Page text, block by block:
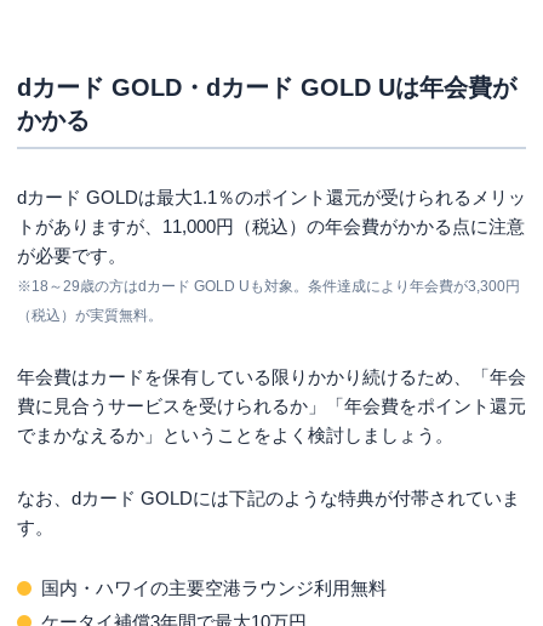
dカード GOLD・dカード GOLD Uは年会費が
かかる
dカード GOLDは最大1.1％のポイント還元が受けられるメリッ
トがありますが、11,000円（税込）の年会費がかかる点に注意
が必要です。
※18～29歳の方はdカード GOLD Uも対象。条件達成により年会費が3,300円
（税込）が実質無料。
年会費はカードを保有している限りかかり続けるため、「年会
費に見合うサービスを受けられるか」「年会費をポイント還元
でまかなえるか」ということをよく検討しましょう。
なお、dカード GOLDには下記のような特典が付帯されていま
す。
国内・ハワイの主要空港ラウンジ利用無料
ケータイ補償3年間で最大10万円